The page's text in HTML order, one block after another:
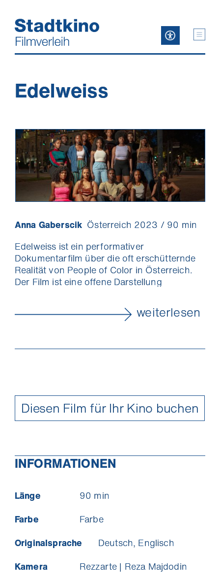
Inhalt
Edelweiss
Anna Gaberscik Österreich 2023 / 90 min
Edelweiss ist ein performativer
Dokumentarfilm über die oft erschütternde
Realität von People of Color in Österreich.
Der Film ist eine offene Darstellung
unterschiedliche Verbindungen zu
Österreich haben; einige nennen es ihr
andere würden es nie als ‘Heimat’
es seit Jahren zu einem besseren
Ort machen.
weiterlesen
INFORMATIONEN
Länge
90 min
Farbe
Farbe
Originalsprache
Deutsch, Englisch
Kamera
Rezzarte | Reza Majdodin
Diesen Film für Ihr Kino buchen